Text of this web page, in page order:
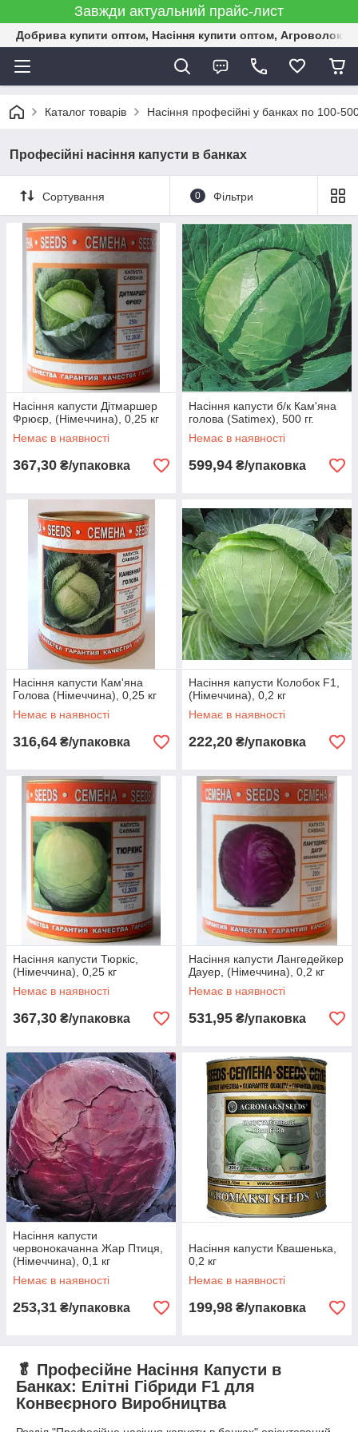
Завжди актуальний прайс-лист
Добрива купити оптом, Насіння купити оптом,
Каталог товарів Насіння професійні у банках по 100-
Професійні насіння капусти в банках
Сортування 0 Фільтри
Насіння капусти Дітмаршер
Фрюєр, (Німеччина), 0,25 кг
Немає в наявності
367,30 ₴/упаковка
Насіння капусти б/к Кам'яна
голова (Satimex), 500 гг.
Немає в наявності
599,94 ₴/упаковка
Насіння капусти Кам'яна
Голова (Німеччина), 0,25 кг
Немає в наявності
316,64 ₴/упаковка
Насіння капусти Колобок F1,
(Німеччина), 0,2 кг
Немає в наявності
222,20 ₴/упаковка
Насіння капусти Тюркіс,
(Німеччина), 0,25 кг
Немає в наявності
367,30 ₴/упаковка
Насіння капусти Лангедейкер
Дауер, (Німеччина), 0,2 кг
Немає в наявності
531,95 ₴/упаковка
Насіння капусти
червонокачанна Жар Птиця,
(Німеччина), 0,1 кг
Немає в наявності
253,31 ₴/упаковка
Насіння капусти Квашенька,
0,2 кг
Немає в наявності
199,98 ₴/упаковка
🥬 Професійне Насіння Капусти в
Банках: Елітні Гібриди F1 для
Конвеєрного Виробництва